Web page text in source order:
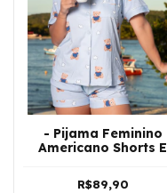
- Pijama Feminino
Americano Shorts E
Marrom | Azul
R$89,90